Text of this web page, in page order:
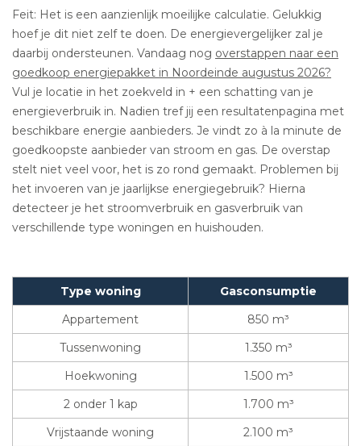
Feit: Het is een aanzienlijk moeilijke calculatie. Gelukkig
hoef je dit niet zelf te doen. De energievergelijker zal je
daarbij ondersteunen. Vandaag nog overstappen naar een
goedkoop energiepakket in Noordeinde augustus 2026?
Vul je locatie in het zoekveld in + een schatting van je
energieverbruik in. Nadien tref jij een resultatenpagina met
beschikbare energie aanbieders. Je vindt zo à la minute de
goedkoopste aanbieder van stroom en gas. De overstap
stelt niet veel voor, het is zo rond gemaakt. Problemen bij
het invoeren van je jaarlijkse energiegebruik? Hierna
detecteer je het stroomverbruik en gasverbruik van
verschillende type woningen en huishouden.
Type woning
Gasconsumptie
Appartement
850 m³
Tussenwoning
1.350 m³
Hoekwoning
1.500 m³
2 onder 1 kap
1.700 m³
Vrijstaande woning
2.100 m³